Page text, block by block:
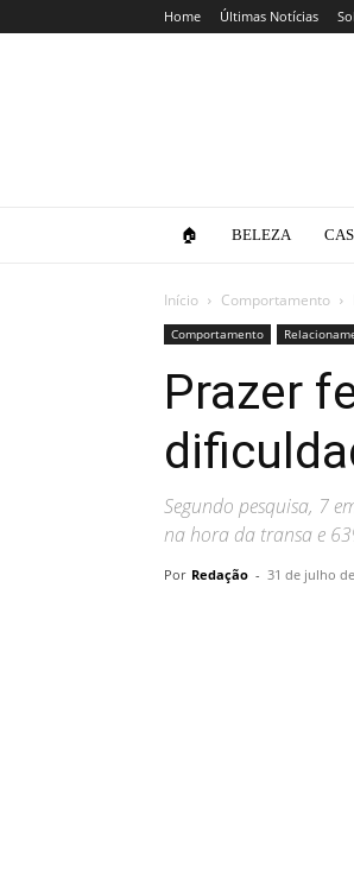
Home Últimas Notícias
🏠 BELEZA
Início Comportamento
Comportamento
Prazer
Segundo pesquisa, 7
na hora da transa e
Por Redação - 31 de julho